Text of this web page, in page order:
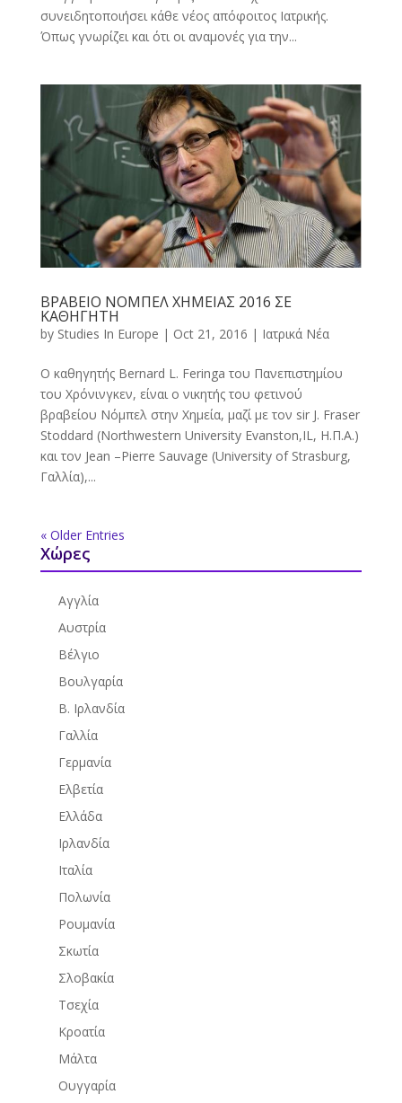
συνειδητοποιήσει κάθε νέος απόφοιτος Ιατρικής.
Όπως γνωρίζει και ότι οι αναμονές για την...
ΒΡΑΒΕΙΟ ΝΟΜΠΕΛ ΧΗΜΕΙΑΣ 2016 ΣΕ
ΚΑΘΗΓΗΤΗ
by Studies In Europe | Oct 21, 2016 | Ιατρικά Νέα
Ο καθηγητής Bernard L. Feringa του Πανεπιστημίου
του Χρόνινγκεν, είναι ο νικητής του φετινού
βραβείου Νόμπελ στην Χημεία, μαζί με τον sir J. Fraser
Stoddard (Northwestern University Evanston,IL, Η.Π.Α.)
και τον Jean –Pierre Sauvage (University of Strasburg,
Γαλλία),...
« Older Entries
Χώρες
Αγγλία
Αυστρία
Βέλγιο
Βουλγαρία
Β. Ιρλανδία
Γαλλία
Γερμανία
Ελβετία
Ελλάδα
Ιρλανδία
Ιταλία
Πολωνία
Ρουμανία
Σκωτία
Σλοβακία
Τσεχία
Κροατία
Μάλτα
Ουγγαρία